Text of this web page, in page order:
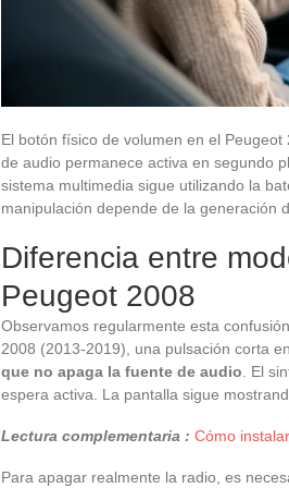
El botón físico de volumen en el
de audio permanece activa en segundo
sistema multimedia sigue utilizando la
manipulación depende de la generación
Diferencia entre
Peugeot 2008
Observamos regularmente esta
2008 (2013-2019), una pulsación corta
que no apaga la fuente de audio . El
espera activa. La pantalla sigue
Lectura complementaria : Cómo
Para apagar realmente la radio, es